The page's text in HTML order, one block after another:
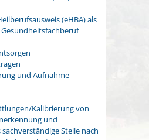
(eHBA) als
und Aufnahme
Kalibrierung von
und
Stelle nach